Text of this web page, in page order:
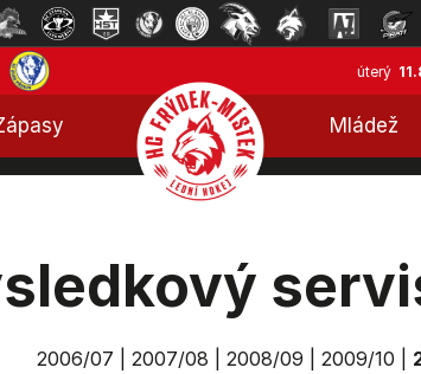
úterý
Mládež
2006/07 2007/08 2008/09 2009/10